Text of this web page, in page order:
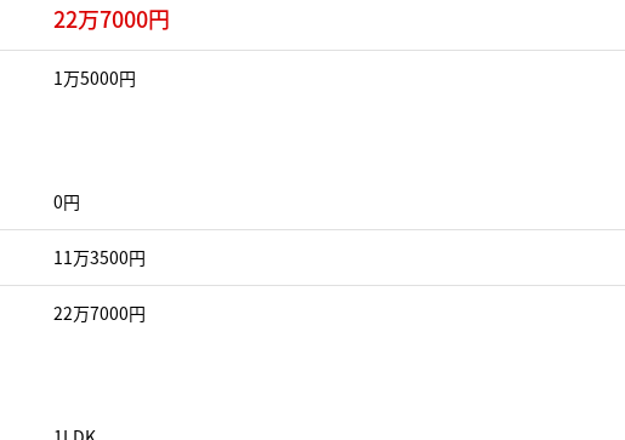
22万7000円
1万5000円
0円
11万3500円
22万7000円